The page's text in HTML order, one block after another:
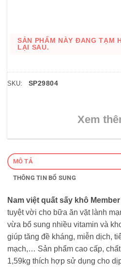
SẢN PHẨM NÀY ĐANG TẠM
LẠI SAU.
SKU: SP29804
Xem
MÔ TẢ
THÔNG TIN BỔ SUNG
Nam việt quất sấy khô
tuyệt vời cho bữa ăn vặt lành
vừa bổ sung nhiều vitamin và
giúp tăng đề kháng, miễn dịch,
mạch,… Sản phẩm cao cấp,
1,59kg thích hợp sử dụng cho